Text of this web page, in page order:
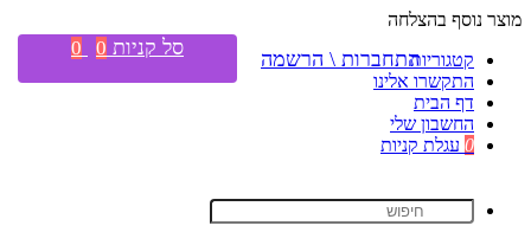
מוצר נוסף בהצלחה
קטגוריות
התקשרו אלינו
דף הבית
החשבון שלי
0 עגלת קניות
התחברות \ הרשמה סל קניות 0
0